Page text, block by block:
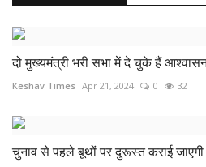
दो मुख्यमंत्री भरी सभा में दे चुके हैं
Keshav Times Apr 21, 2024 0 32
चुनाव से पहले बूथों पर दुरूस्त कराई